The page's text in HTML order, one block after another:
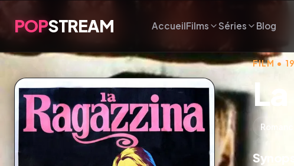
POPSTREAM AccueilFilms Séries Blog
FILM •
Romance